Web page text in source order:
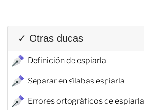
✓ Otras dudas
Definición de espiarla
Separar en sílabas espiarla
Errores ortográficos de espiarla